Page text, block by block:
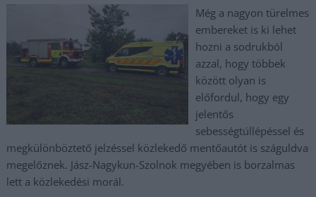
Még a nagyon türelmes
embereket is ki lehet
hozni a sodrukból
azzal, hogy többek
között olyan is
előfordul, hogy egy
jelentős
sebességtúllépéssel és
megkülönböztető jelzéssel közlekedő mentőautót is száguldva
megelőznek. Jász-Nagykun-Szolnok megyében is borzalmas
lett a közlekedési morál.